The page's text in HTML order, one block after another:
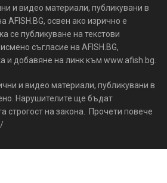
и видео материали, публикувани в
AFISH.BG, освен ако изрично е
се публикуване на текстови
съгласие на AFISH.BG,
и добавяне на линк към www.afish.bg.
и видео материали, публикувани в
Нарушителите ще бъдат
строгост на закона. Прочети повече